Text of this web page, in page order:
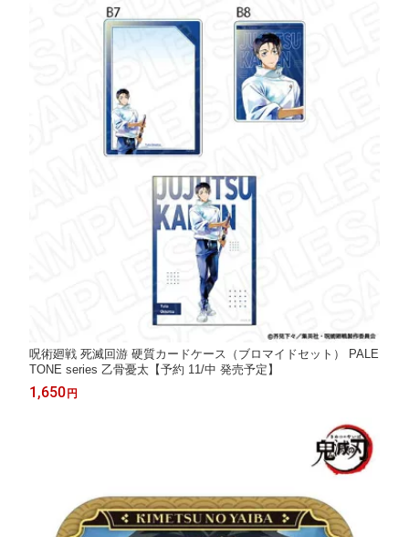
呪術廻戦 死滅回游 硬質カードケース（ブロマイドセット） PALE
TONE series 乙骨憂太【予約 11/中 発売予定】
1,650 円